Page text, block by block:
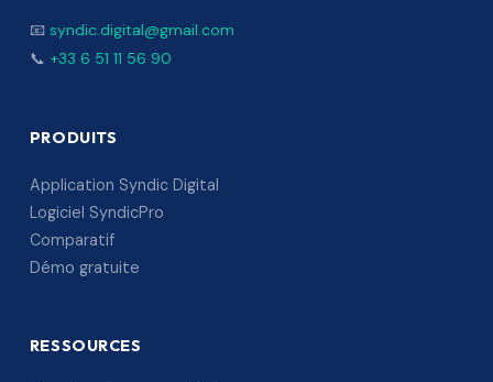
📧 syndic.digital@gmail.com
📞 +33 6 51 11 56 90
PRODUITS
Application Syndic Digital
Logiciel SyndicPro
Comparatif
Démo gratuite
RESSOURCES